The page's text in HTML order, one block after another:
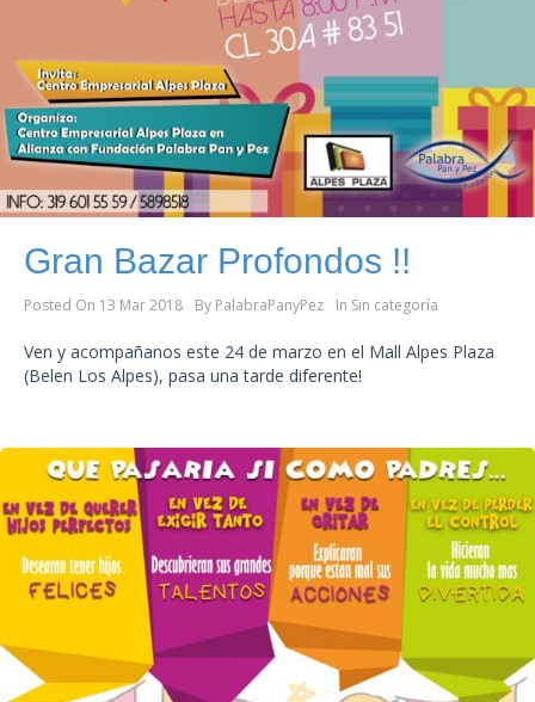
Gran Bazar Profondos !!
Posted On 13 Mar 2018 By PalabraPanyPez In Sin categoría
Ven y acompañanos este 24 de marzo en el Mall Alpes Plaza
(Belen Los Alpes), pasa una tarde diferente!